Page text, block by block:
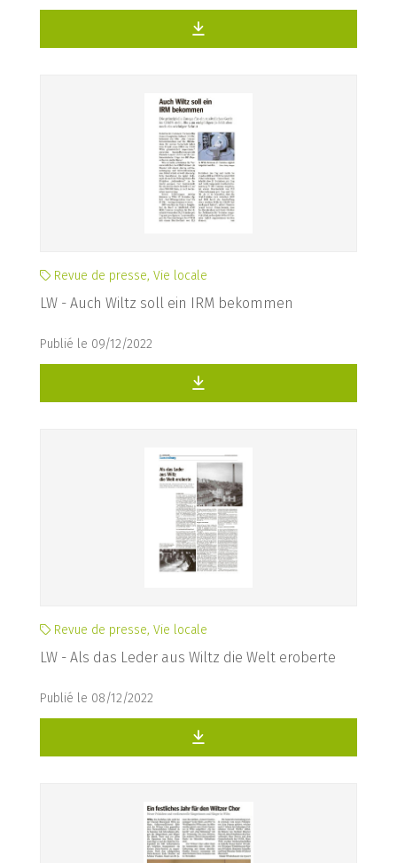
Revue de presse, Vie locale
LW - Auch Wiltz soll ein IRM bekommen
Publié le 09/12/2022
Revue de presse, Vie locale
LW - Als das Leder aus Wiltz die Welt eroberte
Publié le 08/12/2022